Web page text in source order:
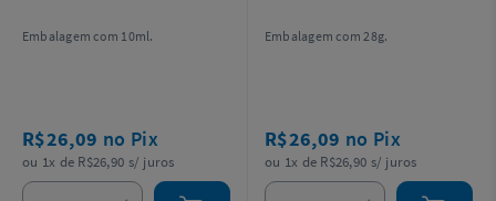
Embalagem com 10ml.
R$26,09 no Pix
ou 1x de R$26,90 s/ juros
Embalagem com 28g.
R$26,09 no Pix
ou 1x de R$26,90 s/ juros